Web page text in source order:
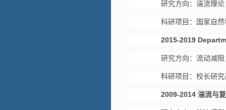
研究方向：湍流理论
科研项目：国家自然科
2015-2019
研究方向：流动减阻
科研项目：校长研究
2009-2014 湍流与复